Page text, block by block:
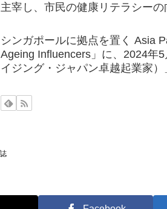
主宰し、市民の健康リテラシー
シンガポールに拠点を置く Asia
Ageing Influencers」に、2024年
イジング・ジャパン卓越起業家）